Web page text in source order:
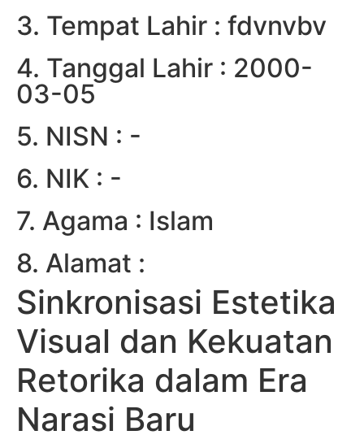
3. Tempat Lahir : fdvnvbv
4. Tanggal Lahir : 2000-
03-05
5. NISN : -
6. NIK : -
7. Agama : Islam
8. Alamat :
Sinkronisasi Estetika
Visual dan Kekuatan
Retorika dalam Era
Narasi Baru